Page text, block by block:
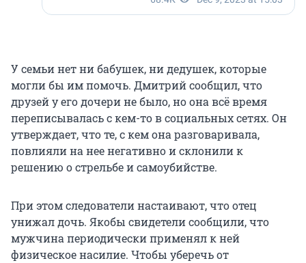
У семьи нет ни бабушек, ни дедушек, которые
могли бы им помочь. Дмитрий сообщил, что
друзей у его дочери не было, но она всё время
переписывалась с кем-то в социальных сетях. Он
утверждает, что те, с кем она разговаривала,
повлияли на нее негативно и склонили к
решению о стрельбе и самоубийстве.
При этом следователи настаивают, что отец
унижал дочь. Якобы свидетели сообщили, что
мужчина периодически применял к ней
физическое насилие. Чтобы уберечь от